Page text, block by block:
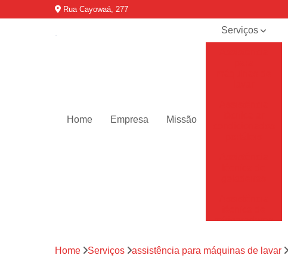
Rua Cayowaá, 277
Home Empresa Missão
Serviços
refrigeradores
técnica de
Home Serviços assistência para máquinas de lavar